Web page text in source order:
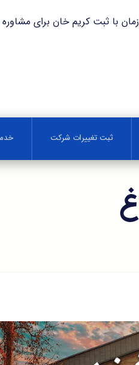
برای مشاوره با شماره ۸۷۱۴۶ تماس
ثبت تغییرات شرکت